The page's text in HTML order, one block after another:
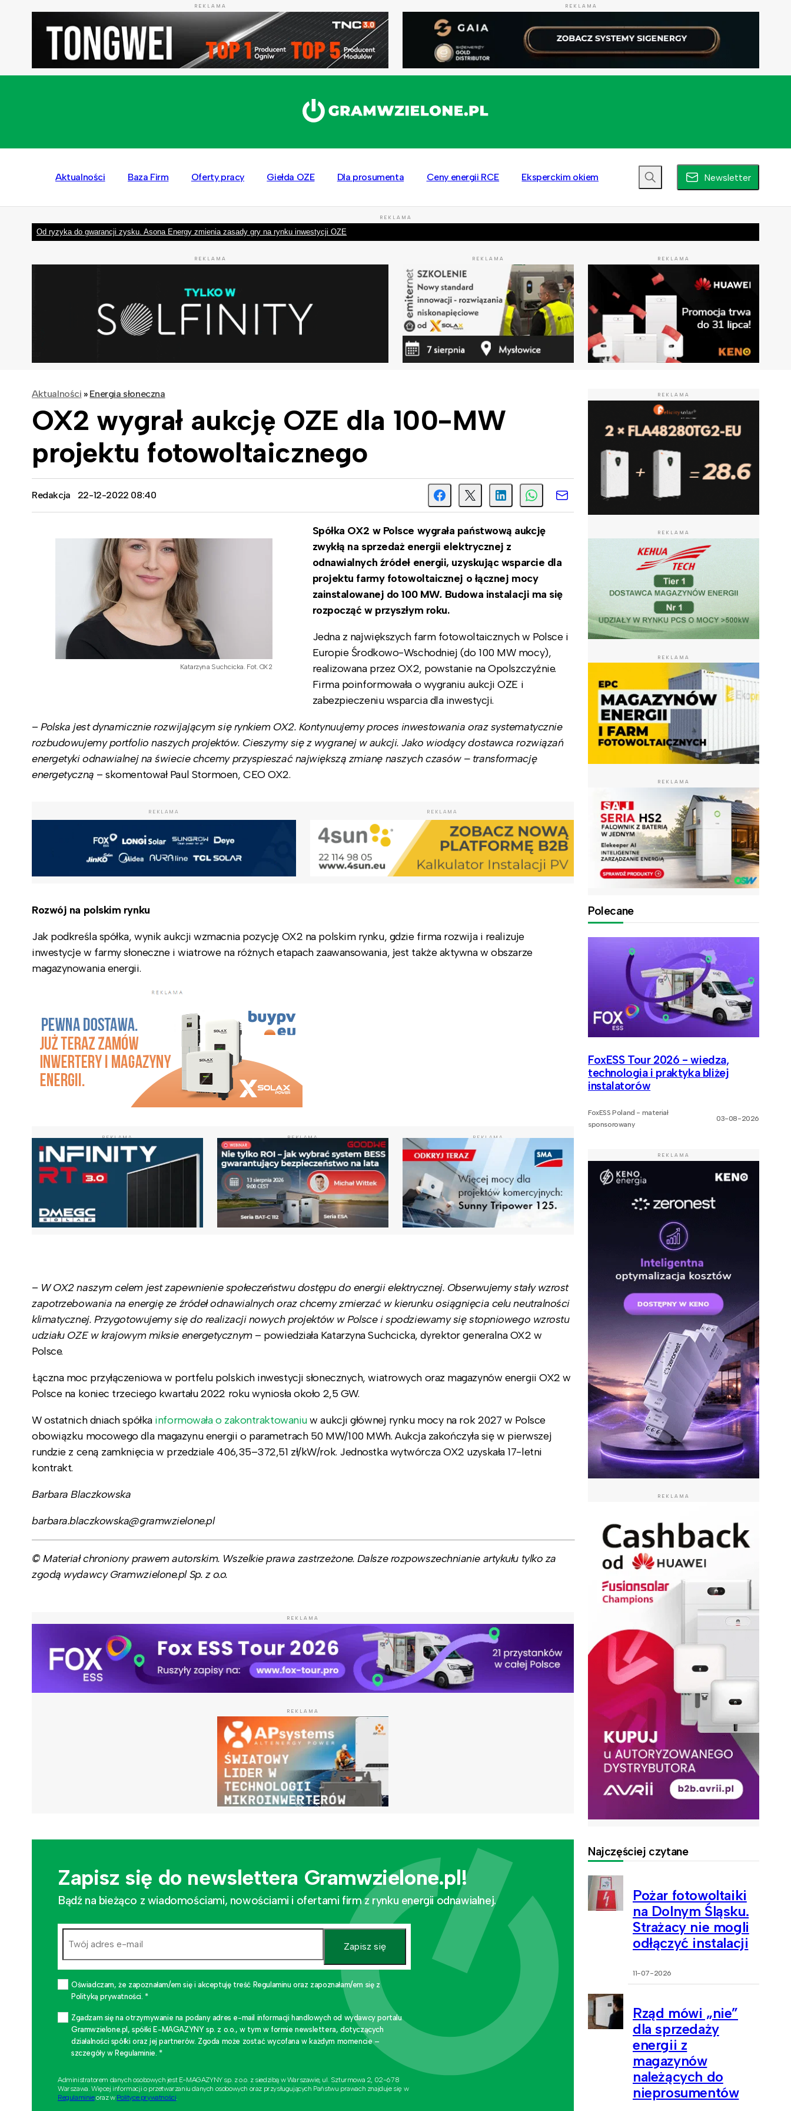
REKLAMA REKLAMA
Aktualności Baza Firm Oferty pracy Giełda OZE Dla prosumenta Ceny energii RCE Eksperckim okiem Newsletter
REKLAMA
Od ryzyka do gwarancji zysku. Asona Energy zmienia zasady gry na rynku inwestycji OZE
REKLAMA REKLAMA REKLAMA
Aktualności » Energia słoneczna
OX2 wygrał aukcję OZE dla 100-MW
projektu fotowoltaicznego
Redakcja 22-12-2022 08:40
Katarzyna Suchcicka. Fot. OX2
Spółka OX2 w Polsce wygrała państwową aukcję
zwykłą na sprzedaż energii elektrycznej z
odnawialnych źródeł energii, uzyskując wsparcie dla
projektu farmy fotowoltaicznej o łącznej mocy
zainstalowanej do 100 MW. Budowa instalacji ma się
rozpocząć w przyszłym roku.
Jedna z największych farm fotowoltaicznych w Polsce i
Europie Środkowo-Wschodniej (do 100 MW mocy),
realizowana przez OX2, powstanie na Opolszczyźnie.
Firma poinformowała o wygraniu aukcji OZE i
zabezpieczeniu wsparcia dla inwestycji.
–Polska jest dynamicznie rozwijającym się rynkiem OX2. Kontynuujemy proces inwestowania oraz systematycznie
rozbudowujemy portfolio naszych projektów. Cieszymy się z wygranej w aukcji. Jako wiodący dostawca rozwiązań
energetyki odnawialnej na świecie chcemy przyspieszać największą zmianę naszych czasów – transformację
energetyczną – skomentował Paul Stormoen, CEO OX2.
REKLAMA REKLAMA
Rozwój na polskim rynku
Jak podkreśla spółka, wynik aukcji wzmacnia pozycję OX2 na polskim rynku, gdzie firma rozwija i realizuje
inwestycje w farmy słoneczne i wiatrowe na różnych etapach zaawansowania, jest także aktywna w obszarze
magazynowania energii.
REKLAMA REKLAMA REKLAMA
– W OX2 naszym celem jest zapewnienie społeczeństwu dostępu do energii elektrycznej. Obserwujemy stały wzrost
zapotrzebowania na energię ze źródeł odnawialnych oraz chcemy zmierzać w kierunku osiągnięcia celu neutralności
klimatycznej. Przygotowujemy się do realizacji nowych projektów w Polsce i spodziewamy się stopniowego wzrostu
udziału OZE w krajowym miksie energetycznym– powiedziała Katarzyna Suchcicka, dyrektor generalna OX2 w
Polsce.
Łączna moc przyłączeniowa w portfelu polskich inwestycji słonecznych, wiatrowych oraz magazynów energii OX2 w
Polsce na koniec trzeciego kwartału 2022 roku wyniosła około 2,5 GW.
W ostatnich dniach spółka informowała o zakontraktowaniuw aukcji głównej rynku mocy na rok 2027 w Polsce
obowiązku mocowego dla magazynu energii o parametrach 50 MW/100 MWh. Aukcja zakończyła się w pierwszej
rundzie z ceną zamknięcia w przedziale 406,35–372,51 zł/kW/rok. Jednostka wytwórcza OX2 uzyskała 17-letni
kontrakt.
Barbara Blaczkowska
barbara.blaczkowska@gramwzielone.pl
© Materiał chroniony prawem autorskim. Wszelkie prawa zastrzeżone. Dalsze rozpowszechnianie artykułu tylko za
zgodą wydawcy Gramwzielone.pl Sp. z o.o.
REKLAMA
REKLAMA
Zapisz się do newslettera Gramwzielone.pl!
Bądź na bieżąco z wiadomościami, nowościami i ofertami firm z rynku energii odnawialnej.
Zapisz się
Oświadczam, że zapoznałam/em się i akceptuję treść Regulaminu oraz zapoznałam/em się z
Polityką prywatności. *
Zgadzam się na otrzymywanie na podany adres e-mail informacji handlowych od wydawcy portalu
Gramwzielone.pl, spółki E-MAGAZYNY sp. z o.o., w tym w formie newslettera, dotyczących
działalności spółki oraz jej partnerów. Zgoda może zostać wycofana w każdym momencie –
szczegóły w Regulaminie. *
Administratorem danych osobowych jest E-MAGAZYNY sp. z o.o. z siedzibą w Warszawie, ul. Szturmowa 2, 02-678
Warszawa. Więcej informacji o przetwarzaniu danych osobowych oraz przysługujących Państwu prawach znajduje się w
Regulaminieoraz w Polityce prywatności
REKLAMA
REKLAMA
REKLAMA
REKLAMA
Polecane
FoxESS Tour 2026 - wiedza,
technologia i praktyka bliżej
instalatorów
FoxESS Poland - materiał
sponsorowany
03-08-2026
REKLAMA
REKLAMA
Najczęściej czytane
Pożar fotowoltaiki
na Dolnym Śląsku.
Strażacy nie mogli
odłączyć instalacji
11-07-2026
Rząd mówi „nie”
dla sprzedaży
energii z
magazynów
należących do
nieprosumentów